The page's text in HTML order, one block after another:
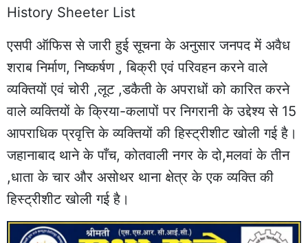
History Sheeter List
एसपी ऑफिस से जारी हुई सूचना के अनुसार जनपद में अवैध
शराब निर्माण, निष्कर्षण , बिक्री एवं परिवहन करने वाले
व्यक्तियों एवं चोरी ,लूट ,डकैती के अपराधों को कारित करने
वाले व्यक्तियों के क्रिया-कलापों पर निगरानी के उद्देश्य से 15
आपराधिक प्रवृत्ति के व्यक्तियों की हिस्ट्रीशीट खोली गई है।
जहानाबाद थाने के पाँच, कोतवाली नगर के दो,मलवां के तीन
,धाता के चार और असोथर थाना क्षेत्र के एक व्यक्ति की
हिस्ट्रीशीट खोली गई है।